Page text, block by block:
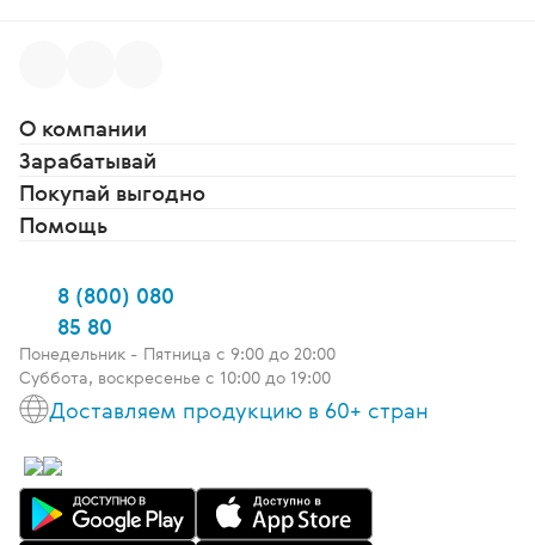
О компании
Зарабатывай
Покупай выгодно
Помощь
8 (800) 080
85 80
Понедельник - Пятница c 9:00 до 20:00
Суббота, воскресенье с 10:00 до 19:00
Доставляем продукцию в 60+ стран